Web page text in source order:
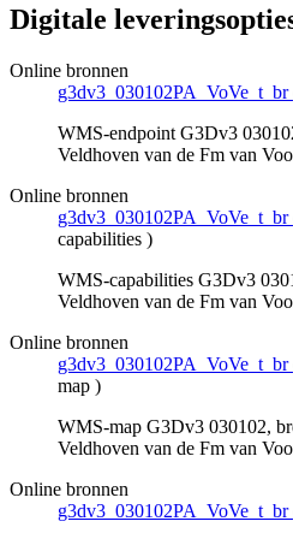
Digitale
Online bronnen
g3dv3_030102PA_VoVe_t_br
WMS-endpoint G3Dv3
Veldhoven van de Fm van
Online bronnen
g3dv3_030102PA_VoVe_t_br
capabilities )
WMS-capabilities G3Dv3
Veldhoven van de Fm van
Online bronnen
g3dv3_030102PA_VoVe_t_br
map )
WMS-map G3Dv3 030102,
Veldhoven van de Fm van
Online bronnen
g3dv3_030102PA_VoVe_t_br